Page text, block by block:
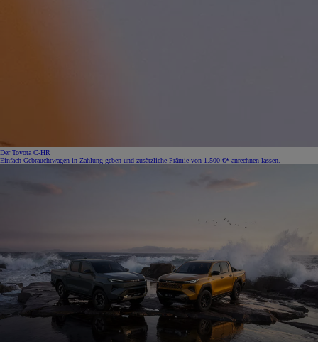
Der Toyota C-HR
Einfach Gebrauchtwagen in Zahlung geben und zusätzliche Prämie von 1.500 €* anrechnen lassen.